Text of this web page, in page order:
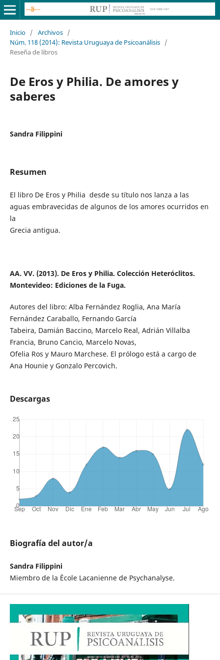
Inicio / Archivos /
Núm. 118 (2014): Revista Uruguaya de Psicoanálisis /
Reseña de libros
De Eros y Philia. De amores y
saberes
Sandra Filippini
Resumen
El libro De Eros y Philia desde su título nos lanza a las
aguas embravecidas de algunos de los amores ocurridos en
la
Grecia antigua.
AA. VV. (2013). De Eros y Philia. Colección Heteróclitos.
Montevideo: Ediciones de la Fuga.
Autores del libro: Alba Fernández Roglia, Ana María
Fernández Caraballo, Fernando García
Tabeira, Damián Baccino, Marcelo Real, Adrián Villalba
Francia, Bruno Cancio, Marcelo Novas,
Ofelia Ros y Mauro Marchese. El prólogo está a cargo de
Ana Hounie y Gonzalo Percovich.
Descargas
Biografía del autor/a
Sandra Filippini
Miembro de la École Lacanienne de Psychanalyse.